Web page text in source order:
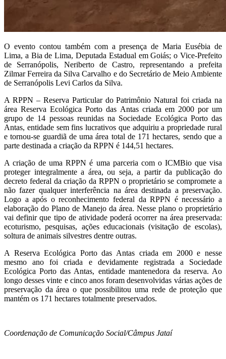
O evento contou também com a presença de Maria Eusébia de
Lima, a Bia de Lima, Deputada Estadual em Goiás; o Vice-Prefeito
de Serranópolis, Neriberto de Castro, representando a prefeita
Zilmar Ferreira da Silva Carvalho e do Secretário de Meio Ambiente
de Serranópolis Levi Carlos da Silva.
A RPPN – Reserva Particular do Patrimônio Natural foi criada na
área Reserva Ecológica Porto das Antas criada em 2000 por um
grupo de 14 pessoas reunidas na Sociedade Ecológica Porto das
Antas, entidade sem fins lucrativos que adquiriu a propriedade rural
e tornou-se guardiã de uma área total de 171 hectares, sendo que a
parte destinada a criação da RPPN é 144,51 hectares.
A criação de uma RPPN é uma parceria com o ICMBio que visa
proteger integralmente a área, ou seja, a partir da publicação do
decreto federal da criação da RPPN o proprietário se compromete a
não fazer qualquer interferência na área destinada a preservação.
Logo a após o reconhecimento federal da RPPN é necessário a
elaboração do Plano de Manejo da área. Nesse plano o proprietário
vai definir que tipo de atividade poderá ocorrer na área preservada:
ecoturismo, pesquisas, ações educacionais (visitação de escolas),
soltura de animais silvestres dentre outras.
A Reserva Ecológica Porto das Antas criada em 2000 e nesse
mesmo ano foi criada e devidamente registrada a Sociedade
Ecológica Porto das Antas, entidade mantenedora da reserva. Ao
longo desses vinte e cinco anos foram desenvolvidas várias ações de
preservação da área o que possibilitou uma rede de proteção que
mantém os 171 hectares totalmente preservados.
Coordenação de Comunicação Social/Câmpus Jataí